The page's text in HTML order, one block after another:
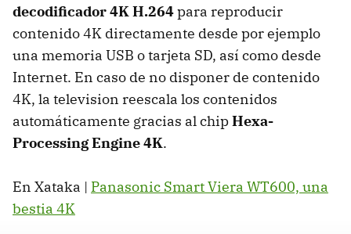
decodificador 4K H.264para reproducir
contenido 4K directamente desde por ejemplo
una memoria USB o tarjeta SD, así como desde
Internet. En caso de no disponer de contenido
4K, la television reescala los contenidos
automáticamente gracias al chipHexa-
Processing Engine 4K.
En Xataka | Panasonic Smart Viera WT600, una
bestia 4K